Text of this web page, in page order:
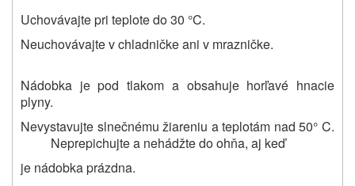
Uchovávajte pri teplote do 30 °C.
Neuchovávajte v chladničke ani v mrazničke.
Nádobka je pod tlakom a obsahuje horľavé hnacie
plyny.
Nevystavujte slnečnému žiareniu a teplotám nad 50° C.
Neprepichujte a nehádžte do ohňa, aj keď
je nádobka prázdna.